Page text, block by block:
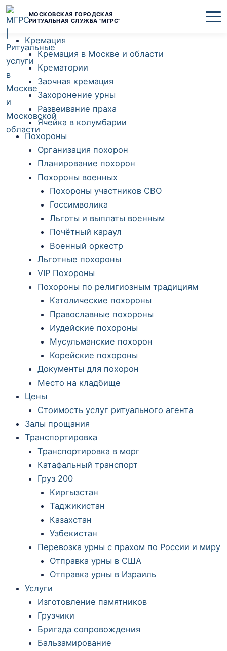
Перейти
содержимому
МОСКОВСКАЯ ГОРОДСКАЯ
РИТУАЛЬНАЯ СЛУЖБА "МГРС"
Кремация
Кремация в Москве и области
Крематории
Заочная кремация
Захоронение урны
Развеивание праха
Ячейка в колумбарии
Похороны
Организация похорон
Планирование похорон
Похороны военных
Похороны участников СВО
Госсимволика
Льготы и выплаты военным
Почётный караул
Военный оркестр
Льготные похороны
VIP Похороны
Похороны по религиозным традициям
Католические похороны
Православные похороны
Иудейские похороны
Мусульманские похорон
Корейские похороны
Документы для похорон
Место на кладбище
Цены
Стоимость услуг ритуального агента
Залы прощания
Транспортировка
Транспортировка в морг
Катафальный транспорт
Груз 200
Киргызстан
Таджикистан
Казахстан
Узбекистан
Перевозка урны с прахом по России и миру
Отправка урны в США
Отправка урны в Израиль
Услуги
Изготовление памятников
Грузчики
Бригада сопровождения
Бальзамирование